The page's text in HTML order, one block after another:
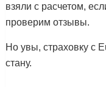
взяли с расчетом,
проверим отзывы.
Но увы, страховку с
стану.